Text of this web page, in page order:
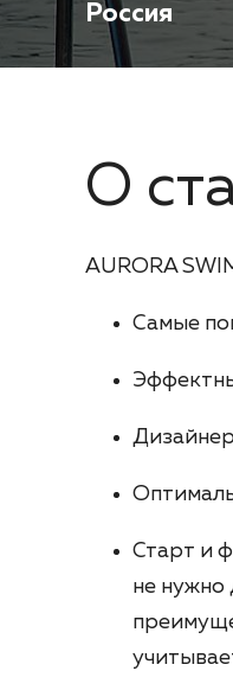
Россия
О
AURORA
Самые
Старт и
не нужно